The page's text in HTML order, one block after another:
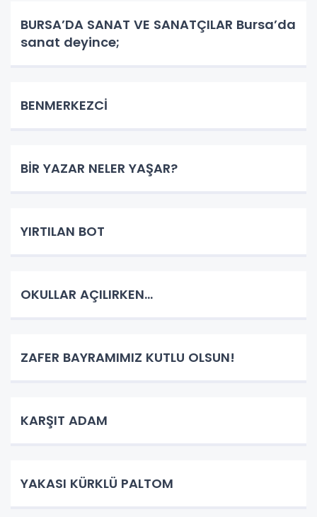
BURSA’DA SANAT VE SANATÇILAR Bursa’da
sanat deyince;
BENMERKEZCİ
BİR YAZAR NELER YAŞAR?
YIRTILAN BOT
OKULLAR AÇILIRKEN…
ZAFER BAYRAMIMIZ KUTLU OLSUN!
KARŞIT ADAM
YAKASI KÜRKLÜ PALTOM